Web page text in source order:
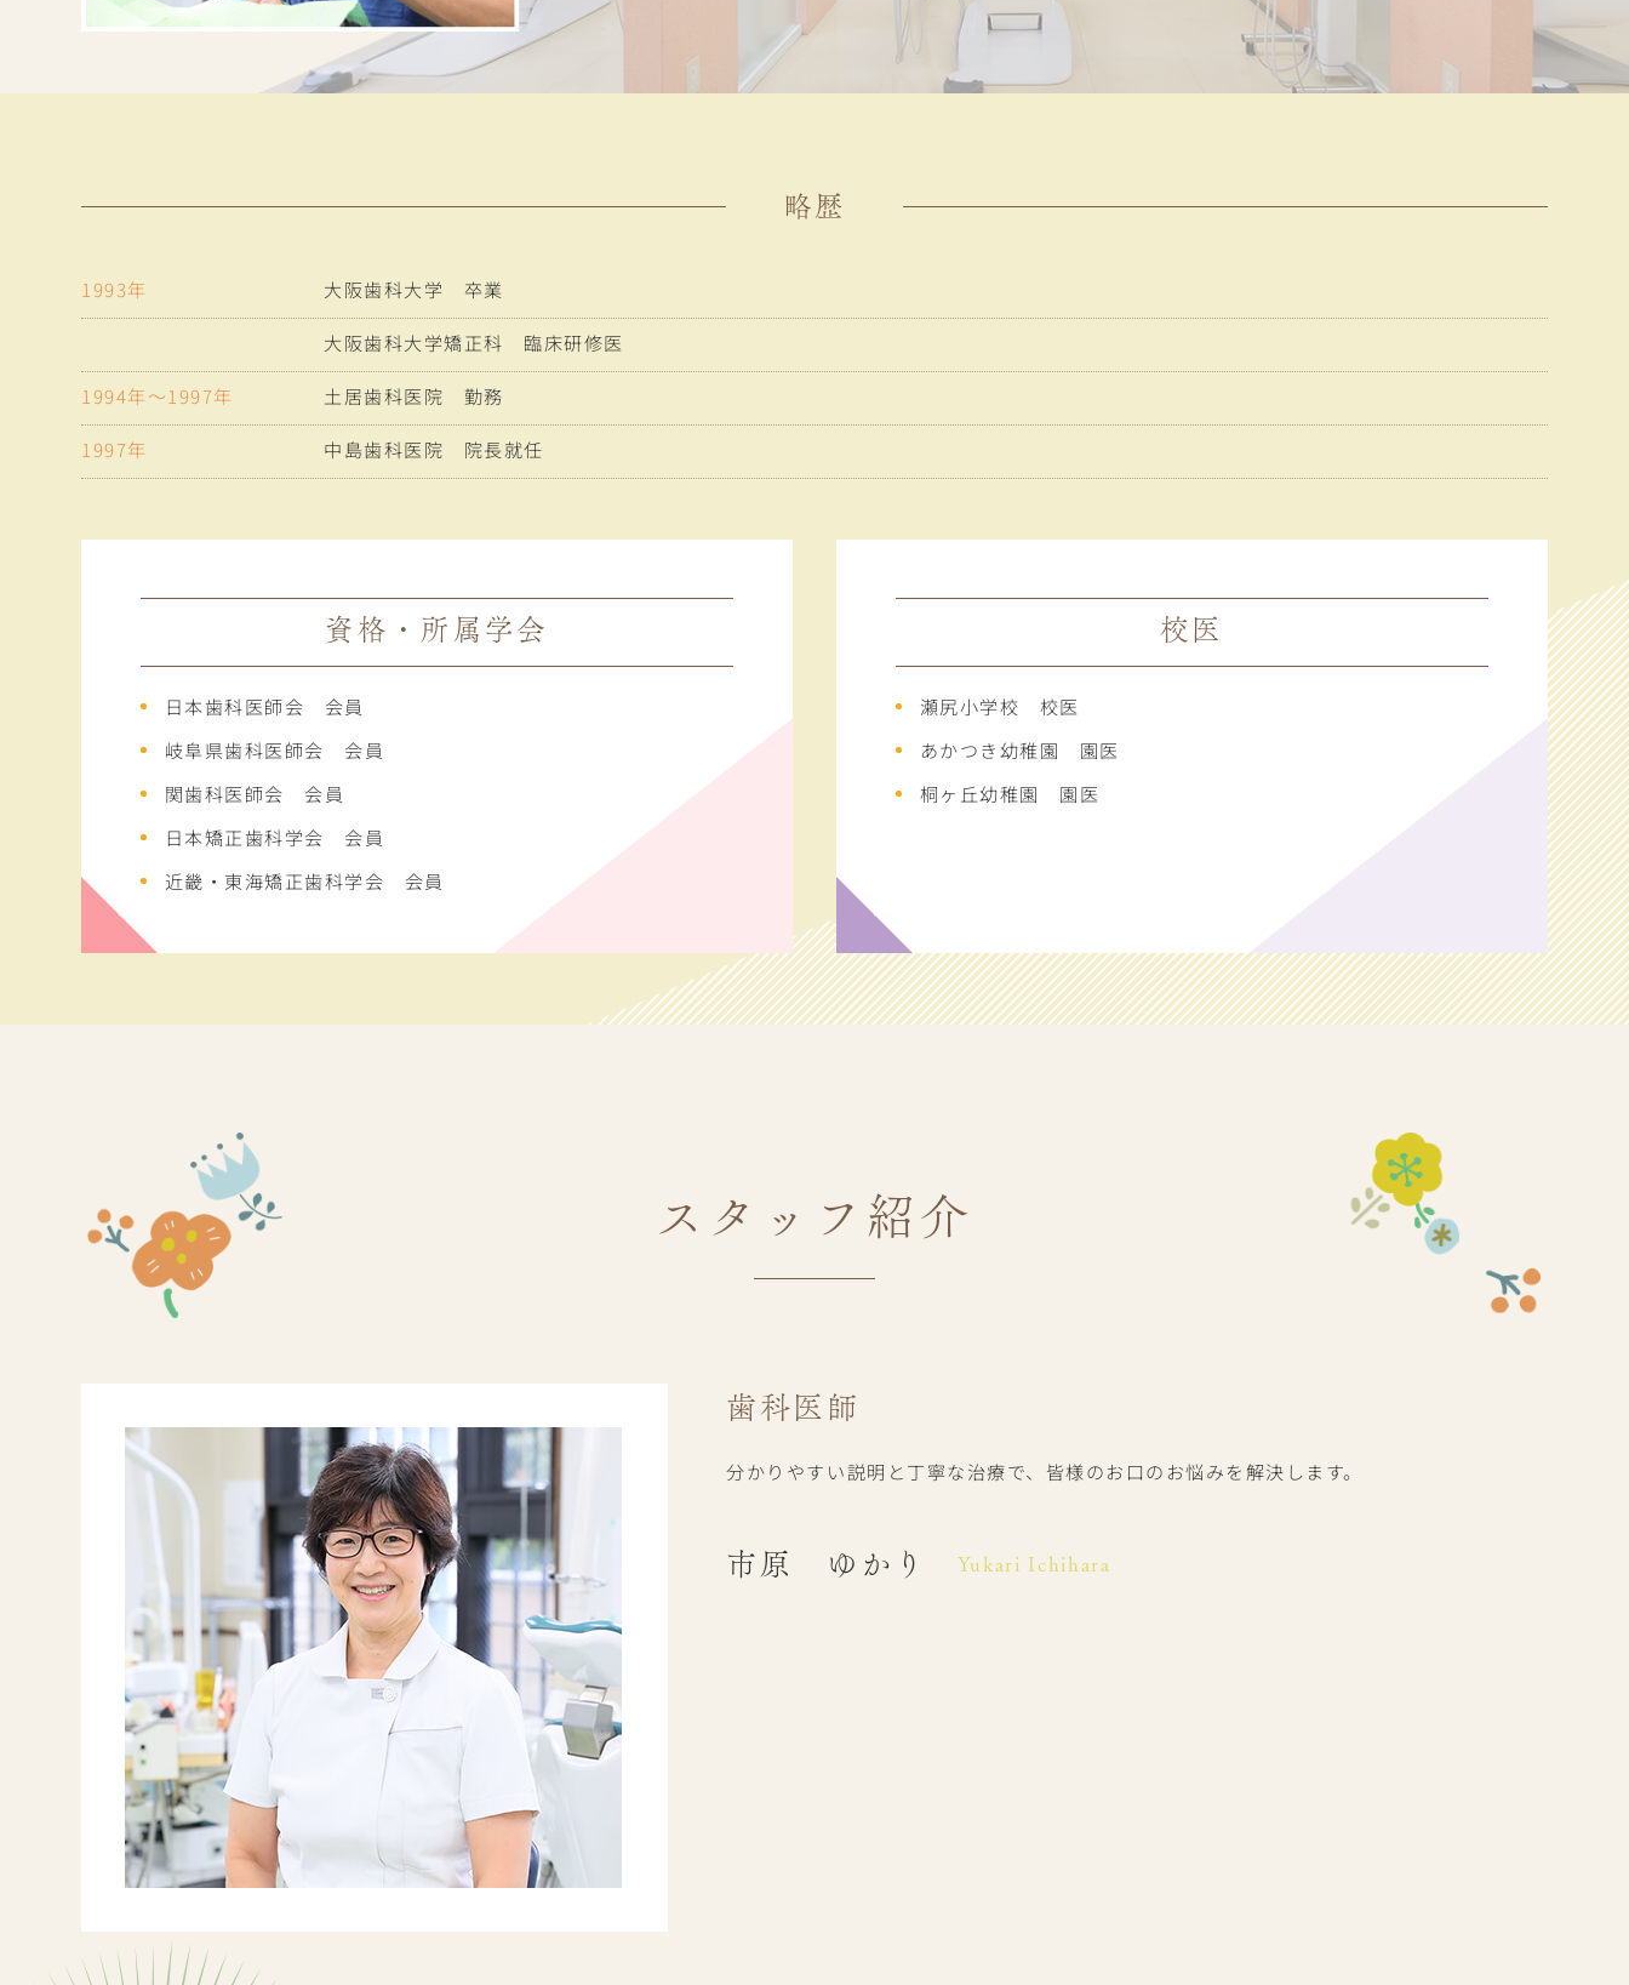
略歴
1993年
大阪歯科大学 卒業
大阪歯科大学矯正科 臨床研修医
1994年～1997年
土居歯科医院 勤務
1997年
中島歯科医院 院長就任
資格・所属学会
日本歯科医師会 会員
岐阜県歯科医師会 会員
関歯科医師会 会員
日本矯正歯科学会 会員
近畿・東海矯正歯科学会 会員
校医
瀬尻小学校 校医
あかつき幼稚園 園医
桐ヶ丘幼稚園 園医
スタッフ紹介
歯科医師
分かりやすい説明と丁寧な治療で、皆様のお口のお悩みを解決します。
市原 ゆかり Yukari Ichihara